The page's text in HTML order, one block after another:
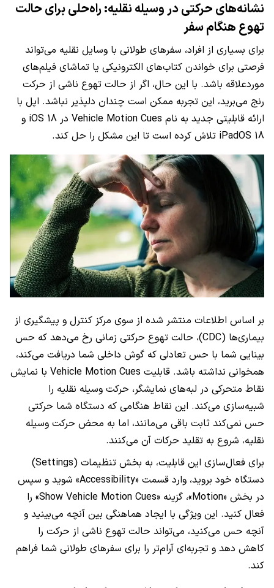
نشانه‌های حرکتی در وسیله نقلیه: راه‌حلی برای حالت
تهوع هنگام سفر
برای بسیاری از افراد، سفرهای طولانی با وسایل نقلیه می‌تواند
فرصتی برای خواندن کتاب‌های الکترونیکی یا تماشای فیلم‌های
موردعلاقه باشد. با این حال، اگر از حالت تهوع ناشی از حرکت
رنج می‌برید، این تجربه ممکن است چندان دلپذیر نباشد. اپل با
ارائه قابلیتی جدید به نام Vehicle Motion Cues در iOS 18 و
iPadOS 18 تلاش کرده است تا این مشکل را حل کند.
بر اساس اطلاعات منتشر شده از سوی مرکز کنترل و پیشگیری از
بیماری‌ها (CDC)، حالت تهوع حرکتی زمانی رخ می‌دهد که حس
بینایی شما با حس تعادلی که گوش داخلی شما دریافت می‌کند،
همخوانی نداشته باشد. قابلیت Vehicle Motion Cues با نمایش
نقاط متحرکی در لبه‌های نمایشگر، حرکت وسیله نقلیه را
شبیه‌سازی می‌کند. این نقاط هنگامی که دستگاه شما حرکتی
حس نمی‌کند ثابت باقی می‌مانند، اما به محض حرکت وسیله
نقلیه، شروع به تقلید حرکات آن می‌کنند.
برای فعال‌سازی این قابلیت، به بخش تنظیمات (Settings)
دستگاه خود بروید، وارد قسمت «Accessibility» شوید و سپس
در بخش «Motion»، گزینه «Show Vehicle Motion Cues» را
فعال کنید. این ویژگی با ایجاد هماهنگی بین آنچه می‌بینید و
آنچه حس می‌کنید، می‌تواند حالت تهوع ناشی از حرکت را
کاهش دهد و تجربه‌ای آرام‌تر را برای سفرهای طولانی شما فراهم
کند.